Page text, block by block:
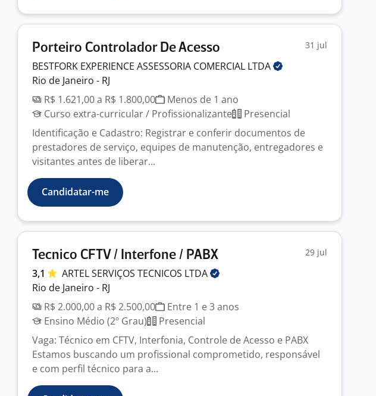
Porteiro Controlador De Acesso 31 jul
BESTFORK EXPERIENCE ASSESSORIA COMERCIAL LTDA
Rio de Janeiro - RJ
R$ 1.621,00 a R$ 1.800,00
Menos de 1 ano
Curso extra-curricular / Profissionalizante
Presencial
Identificação e Cadastro: Registrar e conferir documentos de
prestadores de serviço, equipes de manutenção, entregadores e
visitantes antes de liberar...
Candidatar-me
Tecnico CFTV / Interfone / PABX 29 jul
3,1 ARTEL SERVIÇOS TECNICOS LTDA
Rio de Janeiro - RJ
R$ 2.000,00 a R$ 2.500,00
Entre 1 e 3 anos
Ensino Médio (2º Grau)
Presencial
Vaga: Técnico em CFTV, Interfonia, Controle de Acesso e PABX
Estamos buscando um profissional comprometido, responsável
e com perfil técnico para a...